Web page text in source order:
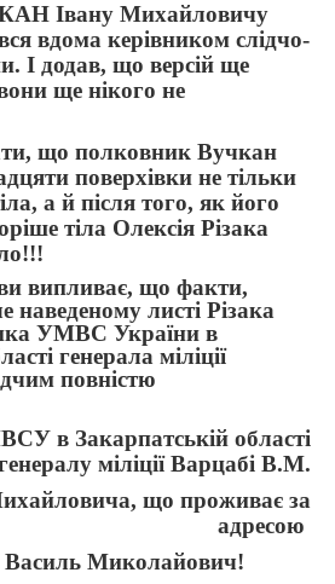
Івану Михайловичу
вдома керівником слідчо-
І додав, що версій ще
ще нікого не
що полковник Вучкан
поверхівки не тільки
а й після того, як його
тіла Олексія Різака
випливає, що факти,
наведеному листі Різака
УМВС України в
генерала міліції
повністю
в Закарпатській області
міліції Варцабі В.М.
що проживає за
адресою
Миколайович!